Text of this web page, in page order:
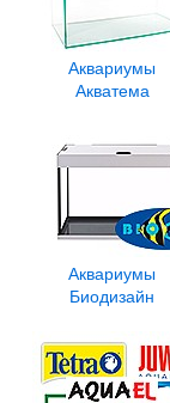
Аквариумы
Акватема
Аквариумы
Биодизайн